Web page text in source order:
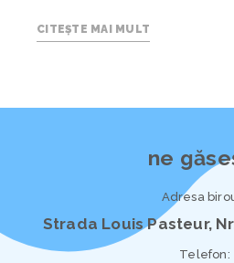
CITEȘTE MAI MULT
ne
Adresa
Strada Louis Pasteur,
Telefon: